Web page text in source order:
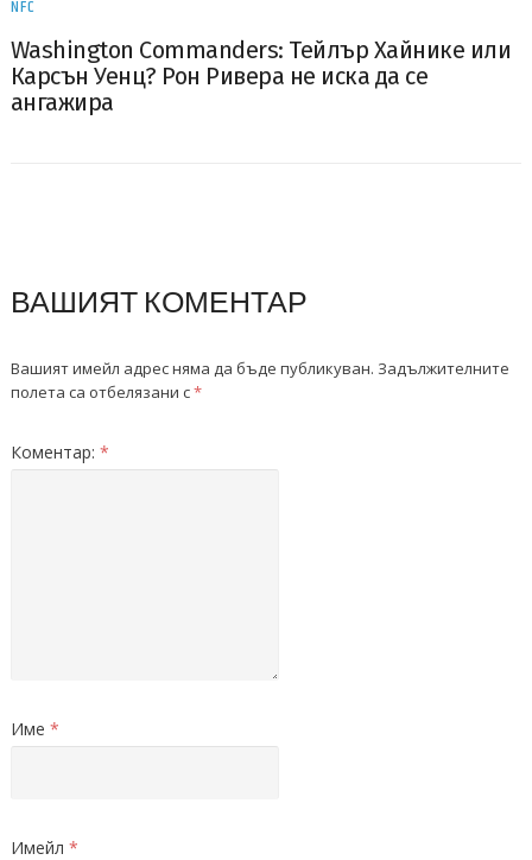
NFC
Washington Commanders: Тейлър Хайнике или
Карсън Уенц? Рон Ривера не иска да се
ангажира
ВАШИЯТ КОМЕНТАР
Вашият имейл адрес няма да бъде публикуван. Задължителните
полета са отбелязани с*
Коментар: *
Име *
Имейл *